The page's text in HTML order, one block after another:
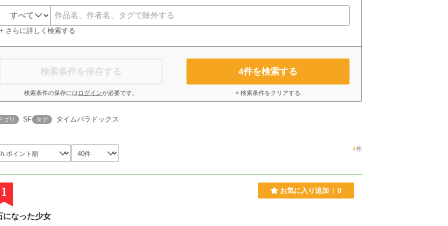
+ さらに詳しく検索する
検索条件を保存する
検索条件の保存には ログインが必要です。
4件を検索する
× 検索条件をクリアする
ゴリ SF タグ タイムパラドックス
4件
1 お気に入り追加 0
になった少女